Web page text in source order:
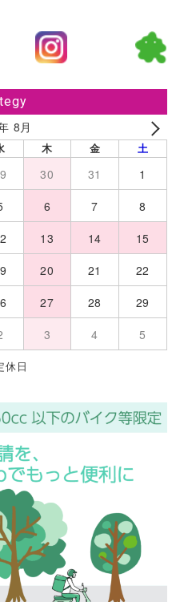
8月
木 金 土
30 31
1
6 7
8
13 14
15
20 21
22
27 28
29
3 4 5
休日